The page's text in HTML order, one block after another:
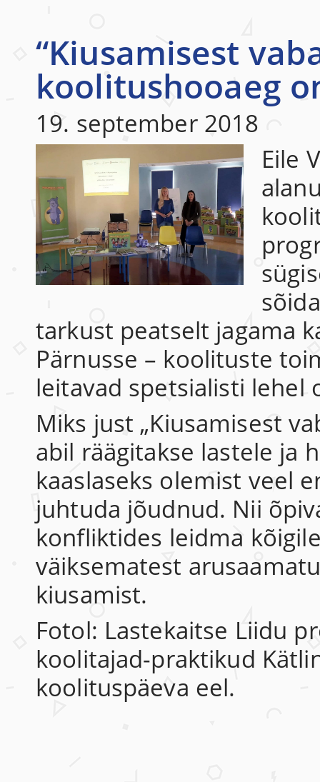
“Kiusamisest
koolitushooaeg
19. september 2018
Eile
tarkust peatselt jagama
Pärnusse – koolituste
leitavad spetsialisti lehel
Miks just „Kiusamisest
abil räägitakse lastele ja
kaaslaseks olemist veel
juhtuda jõudnud. Nii
konfliktides leidma
väiksematest
kiusamist.
Fotol: Lastekaitse Liidu
koolitajad-praktikud
koolituspäeva eel.